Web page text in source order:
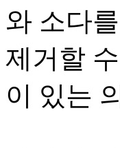
와 소다
제거할
이 있는